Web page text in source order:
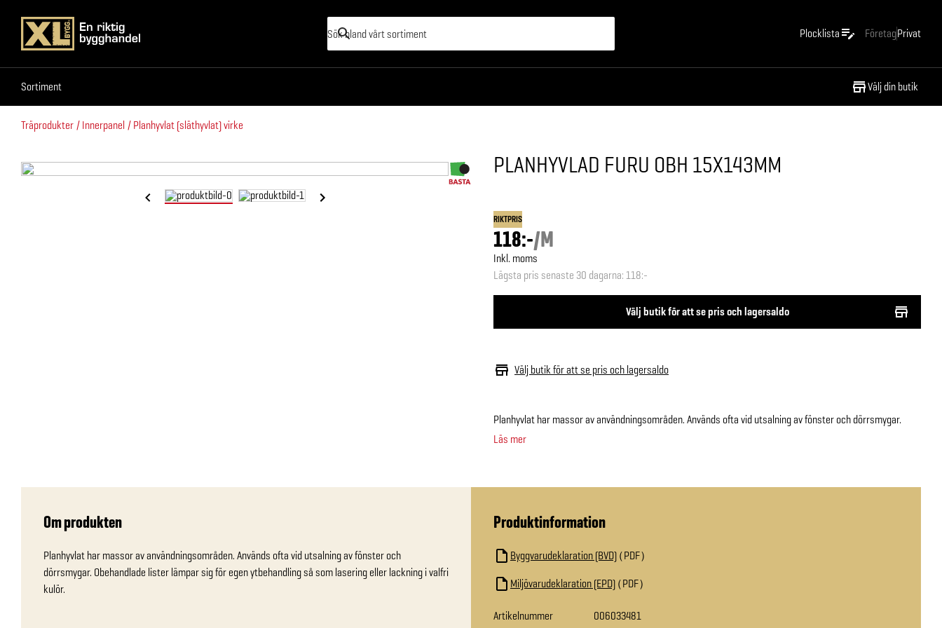
Plocklista FöretagPrivat
Sortiment Välj din butik
Sortiment
Träprodukter Innerpanel Planhyvlat (släthyvlat) virke
PLANHYVLAD FURU OBH 15X143MM
RIKTPRIS
118:-/M
Inkl. moms
Lägsta pris senaste 30 dagarna: 118:-
Välj butik för att se pris och lagersaldo
Välj butik för att se pris och lagersaldo
Planhyvlat har massor av användningsområden. Används ofta vid utsalning av fönster och dörrsmygar.
Läs mer
Om produkten
Planhyvlat har massor av användningsområden. Används ofta vid utsalning av fönster och
dörrsmygar. Obehandlade lister lämpar sig för egen ytbehandling så som lasering eller lackning i valfri
kulör.
Produktinformation
Byggvarudeklaration (BVD) PDF
Miljövarudeklaration (EPD) PDF
Artikelnummer
006033481